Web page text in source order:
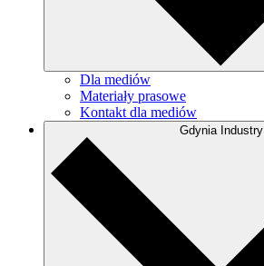
Dla mediów
Materiały prasowe
Kontakt dla mediów
Gdynia Industry